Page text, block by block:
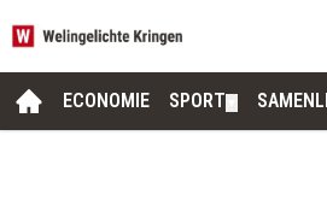
ECONOMIE SPORT